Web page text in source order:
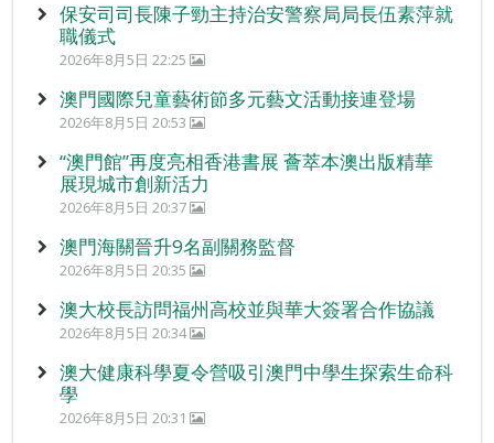
保安司司長陳子勁主持治安警察局局長伍素萍就
職儀式
2026年8月5日 22:25
澳門國際兒童藝術節多元藝文活動接連登場
2026年8月5日 20:53
“澳門館”再度亮相香港書展 薈萃本澳出版精華
展現城市創新活力
2026年8月5日 20:37
澳門海關晉升9名副關務監督
2026年8月5日 20:35
澳大校長訪問福州高校並與華大簽署合作協議
2026年8月5日 20:34
澳大健康科學夏令營吸引澳門中學生探索生命科
學
2026年8月5日 20:31